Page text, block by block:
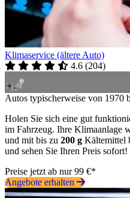
Klimaservice (ältere Auto)
4.6 (204)
Autos typischerweise von 1970
Holen Sie sich eine gut
im Fahrzeug. Ihre Klimaanlage
und mit bis zu 200 g Kältemittel
und sehen Sie Ihren Preis sofort!
Preise jetzt ab nur 99 €*
Angebote erhalten